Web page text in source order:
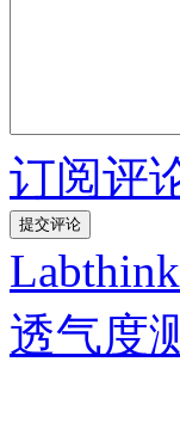
订阅评
透气度